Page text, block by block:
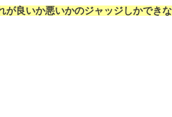
が良いか悪いかのジャッジしかでき